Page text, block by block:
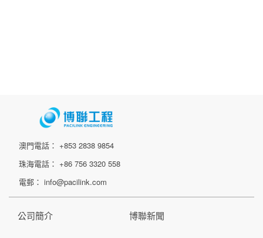
澳門電話： +853 2838 9854
珠海電話： +86 756 3320 558
電郵： info@pacilink.com
公司簡介 博聯新聞